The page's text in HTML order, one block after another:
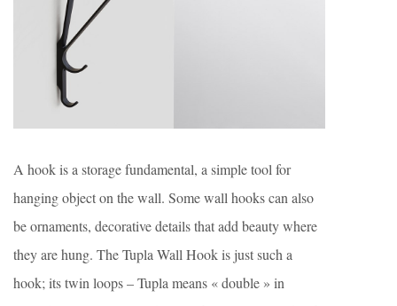
A hook is a storage fundamental, a simple tool for
hanging object on the wall. Some wall hooks can also
be ornaments, decorative details that add beauty where
they are hung. The Tupla Wall Hook is just such a
hook; its twin loops – Tupla means « double » in